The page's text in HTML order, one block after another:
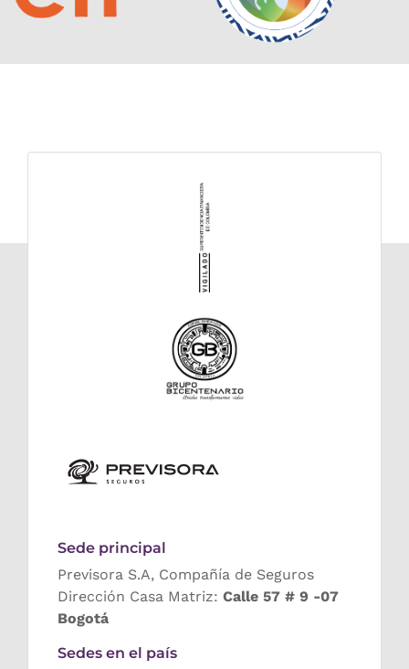
Sede principal
Previsora S.A, Compañía de Seguros
Dirección Casa Matriz: Calle 57 # 9 -07
Bogotá
Sedes en el país